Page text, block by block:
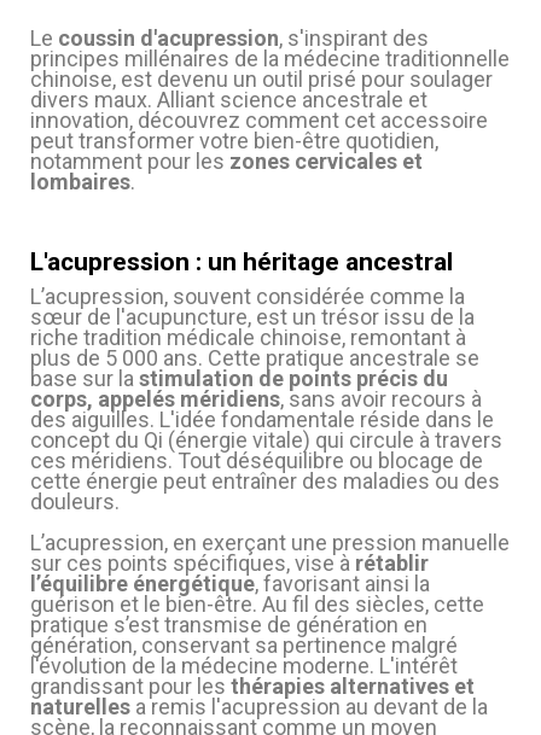
(7 avis)
(2 avis)
Le coussin d'acupression, s'inspirant des
principes millénaires de la médecine traditionnelle
chinoise, est devenu un outil prisé pour soulager
divers maux. Alliant science ancestrale et
innovation, découvrez comment cet accessoire
peut transformer votre bien-être quotidien,
notamment pour les zones cervicales et
lombaires.
L'acupression : un héritage ancestral
L’acupression, souvent considérée comme la
sœur de l'acupuncture, est un trésor issu de la
riche tradition médicale chinoise, remontant à
plus de 5 000 ans. Cette pratique ancestrale se
base sur lastimulation de points précis du
corps, appelés méridiens, sans avoir recours à
des aiguilles. L'idée fondamentale réside dans le
concept du Qi (énergie vitale) qui circule à travers
ces méridiens. Tout déséquilibre ou blocage de
cette énergie peut entraîner des maladies ou des
douleurs.
L’acupression, en exerçant une pression manuelle
sur ces points spécifiques, vise à rétablir
l’équilibre énergétique, favorisant ainsi la
guérison et le bien-être. Au fil des siècles, cette
pratique s’est transmise de génération en
génération, conservant sa pertinence malgré
l'évolution de la médecine moderne. L'intérêt
grandissant pour les thérapies alternatives et
naturelles a remis l'acupression au devant de la
scène, la reconnaissant comme un moyen